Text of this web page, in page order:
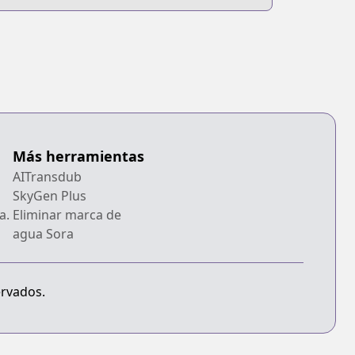
Más herramientas
AITransdub
SkyGen Plus
Eliminar marca de
agua Sora